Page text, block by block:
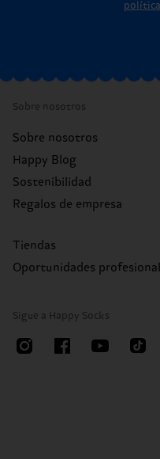
Sobre nosotros
Sobre nosotros
Happy Blog
Sostenibilidad
Regalos de empresa
Tiendas
Oportunidades
Sigue a Happy Socks